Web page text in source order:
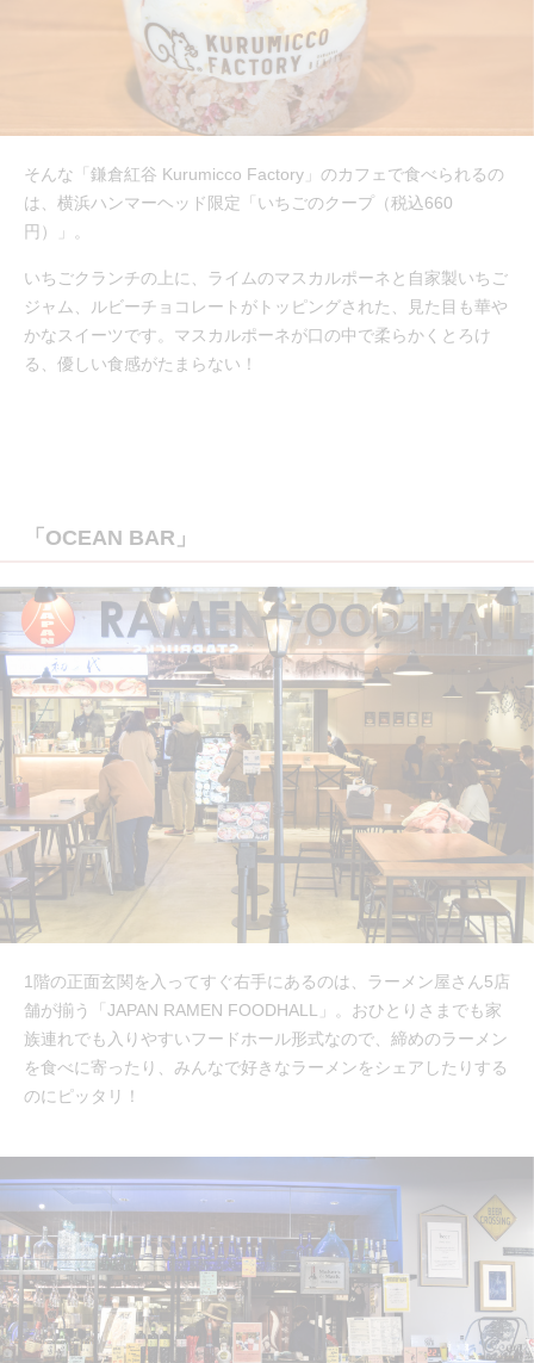
そんな「鎌倉紅谷 Kurumicco Factory」のカフェで食べられるの
は、横浜ハンマーヘッド限定「いちごのクープ（税込660
円）」。
いちごクランチの上に、ライムのマスカルポーネと自家製いちご
ジャム、ルビーチョコレートがトッピングされた、見た目も華や
かなスイーツです。マスカルポーネが口の中で柔らかくとろけ
る、優しい食感がたまらない！
「OCEAN BAR」
1階の正面玄関を入ってすぐ右手にあるのは、ラーメン屋さん5店
舗が揃う「JAPAN RAMEN FOODHALL」。おひとりさまでも家
族連れでも入りやすいフードホール形式なので、締めのラーメン
を食べに寄ったり、みんなで好きなラーメンをシェアしたりする
のにピッタリ！